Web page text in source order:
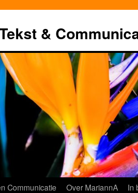
&
Communicatie Over MariannA In